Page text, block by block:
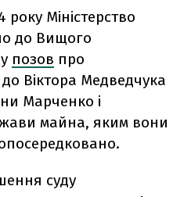
Міністерство
до Вищого
позов про
Віктора Медведчука
Марченко і
майна, яким вони
суду